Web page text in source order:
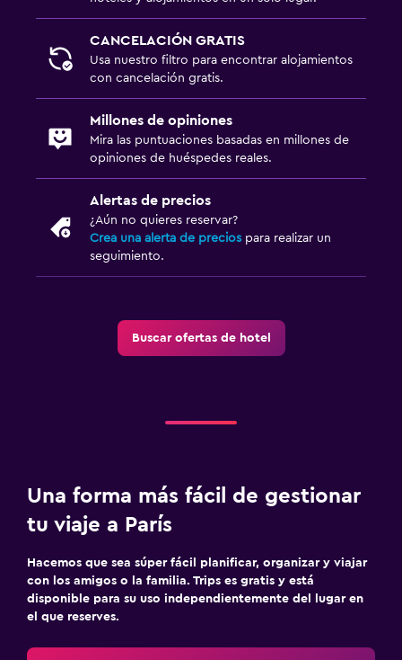
CANCELACIÓN GRATIS
Usa nuestro filtro para encontrar alojamientos
con cancelación gratis.
Millones de opiniones
Mira las puntuaciones basadas en millones de
opiniones de huéspedes reales.
Alertas de precios
¿Aún no quieres reservar?
Crea una alerta de precios para realizar un
seguimiento.
Buscar ofertas de hotel
Una forma más fácil de gestionar
tu viaje a París
Hacemos que sea súper fácil planificar, organizar y viajar
con los amigos o la familia. Trips es gratis y está
disponible para su uso independientemente del lugar en
el que reserves.